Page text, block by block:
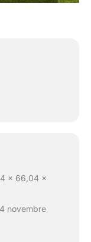
x 66,04 x
novembre